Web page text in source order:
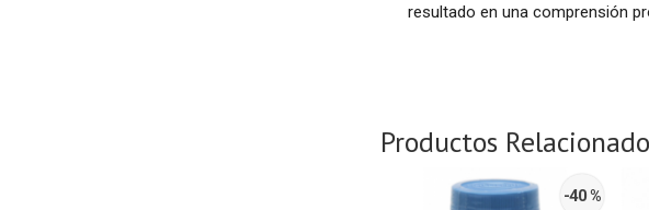
resultado en una comprensión
Productos
-40 %